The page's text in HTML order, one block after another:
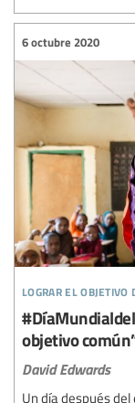
lograr el objetivo
6 octubre 2020
objetivo
David Edwards
Un día después